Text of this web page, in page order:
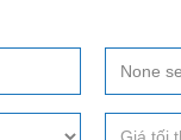
None